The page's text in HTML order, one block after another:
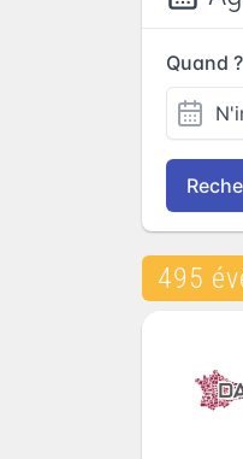
Quand ?
495